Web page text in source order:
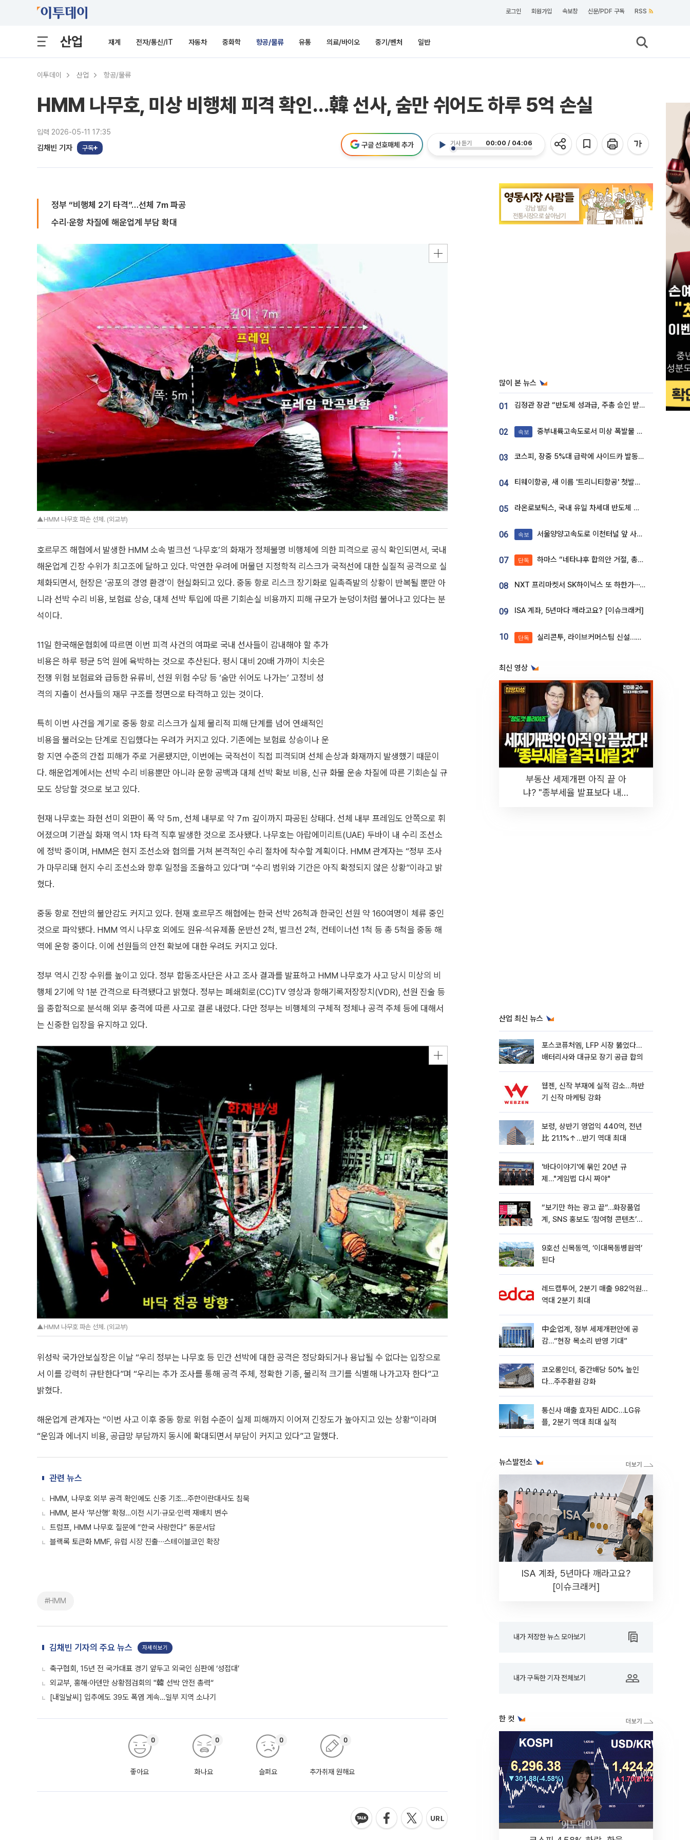
로그인 회원가입 속보창 신문/PDF 구독 RSS
산업 재계 전자/통신/IT 자동차 중화학 항공/물류 유통 의료/바이오 중기/벤처 일반
이투데이 산업 항공/물류
HMM 나무호, 미상 비행체 피격 확인…韓 선사, 숨만 쉬어도 하루 5억 손실
입력 2026-05-11 17:35
김채빈 기자 구독
기사 듣기 00:00 / 04:06
구글 선호매체 추가
정부 “비행체 2기 타격”…선체 7m 파공
수리·운항 차질에 해운업계 부담 확대
▲HMM 나무호 파손 선체. (외교부)
호르무즈 해협에서 발생한 HMM 소속 벌크선 ‘나무호’의 화재가 정체불명 비행체에 의한 피격으로 공식 확인되면서, 국내
해운업계 긴장 수위가 최고조에 달하고 있다. 막연한 우려에 머물던 지정학적 리스크가 국적선에 대한 실질적 공격으로 실
체화되면서, 현장은 ‘공포의 경영 환경’이 현실화되고 있다. 중동 항로 리스크 장기화로 일촉즉발의 상황이 반복될 뿐만 아
니라 선박 수리 비용, 보험료 상승, 대체 선박 투입에 따른 기회손실 비용까지 피해 규모가 눈덩이처럼 불어나고 있다는 분
석이다.
11일 한국해운협회에 따르면 이번 피격 사건의 여파로 국내 선사들이 감내해야 할 추가
비용은 하루 평균 5억 원에 육박하는 것으로 추산된다. 평시 대비 20배 가까이 치솟은
전쟁 위험 보험료와 급등한 유류비, 선원 위험 수당 등 ‘숨만 쉬어도 나가는’ 고정비 성
격의 지출이 선사들의 재무 구조를 정면으로 타격하고 있는 것이다.
특히 이번 사건을 계기로 중동 항로 리스크가 실제 물리적 피해 단계를 넘어 연쇄적인
비용을 불러오는 단계로 진입했다는 우려가 커지고 있다. 기존에는 보험료 상승이나 운
항 지연 수준의 간접 피해가 주로 거론됐지만, 이번에는 국적선이 직접 피격되며 선체 손상과 화재까지 발생했기 때문이
다. 해운업계에서는 선박 수리 비용뿐만 아니라 운항 공백과 대체 선박 확보 비용, 신규 화물 운송 차질에 따른 기회손실 규
모도 상당할 것으로 보고 있다.
현재 나무호는 좌현 선미 외판이 폭 약 5ｍ, 선체 내부로 약 7ｍ 깊이까지 파공된 상태다. 선체 내부 프레임도 안쪽으로 휘
어졌으며 기관실 화재 역시 1차 타격 직후 발생한 것으로 조사됐다. 나무호는 아랍에미리트(UAE) 두바이 내 수리 조선소
에 정박 중이며, HMM은 현지 조선소와 협의를 거쳐 본격적인 수리 절차에 착수할 계획이다. HMM 관계자는 “정부 조사
가 마무리돼 현지 수리 조선소와 향후 일정을 조율하고 있다”며 “수리 범위와 기간은 아직 확정되지 않은 상황”이라고 밝
혔다.
중동 항로 전반의 불안감도 커지고 있다. 현재 호르무즈 해협에는 한국 선박 26척과 한국인 선원 약 160여명이 체류 중인
것으로 파악됐다. HMM 역시 나무호 외에도 원유·석유제품 운반선 2척, 벌크선 2척, 컨테이너선 1척 등 총 5척을 중동 해
역에 운항 중이다. 이에 선원들의 안전 확보에 대한 우려도 커지고 있다.
정부 역시 긴장 수위를 높이고 있다. 정부 합동조사단은 사고 조사 결과를 발표하고 HMM 나무호가 사고 당시 미상의 비
행체 2기에 약 1분 간격으로 타격됐다고 밝혔다. 정부는 폐쇄회로(CC)TV 영상과 항해기록저장장치(VDR), 선원 진술 등
을 종합적으로 분석해 외부 충격에 따른 사고로 결론 내렸다. 다만 정부는 비행체의 구체적 정체나 공격 주체 등에 대해서
는 신중한 입장을 유지하고 있다.
▲HMM 나무호 파손 선체. (외교부)
위성락 국가안보실장은 이날 “우리 정부는 나무호 등 민간 선박에 대한 공격은 정당화되거나 용납될 수 없다는 입장으로
서 이를 강력히 규탄한다”며 “우리는 추가 조사를 통해 공격 주체, 정확한 기종, 물리적 크기를 식별해 나가고자 한다”고
밝혔다.
해운업계 관계자는 “이번 사고 이후 중동 항로 위험 수준이 실제 피해까지 이어져 긴장도가 높아지고 있는 상황”이라며
“운임과 에너지 비용, 공급망 부담까지 동시에 확대되면서 부담이 커지고 있다”고 말했다.
관련 뉴스
HMM, 나무호 외부 공격 확인에도 신중 기조…주한이란대사도 침묵
HMM, 본사 ‘부산행’ 확정…이전 시기·규모·인력 재배치 변수
트럼프, HMM 나무호 질문에 “한국 사랑한다” 동문서답
블랙록 토큰화 MMF, 유럽 시장 진출∙∙∙스테이블코인 확장
#HMM
김채빈 기자의 주요 뉴스 자세히보기
축구협회, 15년 전 국가대표 경기 앞두고 외국인 심판에 ‘성접대’
외교부, 홍해·아덴만 상황점검회의 "韓 선박 안전 총력“
[내일날씨] 입추에도 39도 폭염 계속…일부 지역 소나기
좋아요
0
화나요
0
슬퍼요
0
추가취재 원해요
0
많이 본 뉴스
01 김정관 장관 “반도체 성과급, 주총 승인 받도록”…상법·자본시장법 개정 시사
02 속보 중부내륙고속도로서 미상 폭발물 발견
03 코스피, 장중 5%대 급락에 사이드카 발동…삼성·SK 동반 폭락
04 티웨이항공, 새 이름 '트리니티항공' 첫발…SSC 전략 본격화
05 라온로보틱스, 국내 유일 차세대 반도체 공정 로봇 개발 ‘고객사 테스트 진행’
06 속보 서울양양고속도로 이천터널 앞 사고 발생
07 단독 하마스 “네타냐후 합의안 거절, 총선 앞두고 시간 끌기”
08 NXT 프리마켓서 SK하이닉스 또 하한가⋯‘11주 거래’에 시초가 왜곡
09 ISA 계좌, 5년마다 깨라고요? [이슈크래커]
10 단독 실리콘투, 라이브커머스팀 신설…K뷰티 ‘글로벌 판매망’ 확대[K뷰티 라방戰]
최신 영상
부동산 세제개편 아직 끝 아
냐? "종부세율 발표보다 내릴
산업 최신 뉴스
포스코퓨처엠, LFP 시장 뚫었다…
배터리사와 대규모 장기 공급 합의
웹젠, 신작 부재에 실적 감소…하반
기 신작 마케팅 강화
보령, 상반기 영업익 440억, 전년
比 21.1%↑…반기 역대 최대
'바다이야기'에 묶인 20년 규
제…"게임법 다시 짜야"
“보기만 하는 광고 끝“…화장품업
계, SNS 홍보도 ‘참여형 콘텐츠’로
9호선 신목동역, ‘이대목동병원역’
된다
레드캡투어, 2분기 매출 982억원…
역대 2분기 최대
中企업계, 정부 세제개편안에 공
감…“현장 목소리 반영 기대”
코오롱인더, 중간배당 50% 높인
다…주주환원 강화
통신사 매출 효자된 AIDC…LG유
플, 2분기 역대 최대 실적
뉴스발전소
ISA 계좌, 5년마다 깨라고요?
[이슈크래커]
내가 저장한 뉴스 모아보기
내가 구독한 기자 전체보기
한 컷